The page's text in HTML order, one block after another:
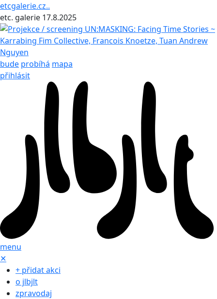
etcgalerie.cz..
etc. galerie 17.8.2025
bude probíhá mapa
přihlásit
menu
✕
+ přidat akci
o jlbjlt
zpravodaj